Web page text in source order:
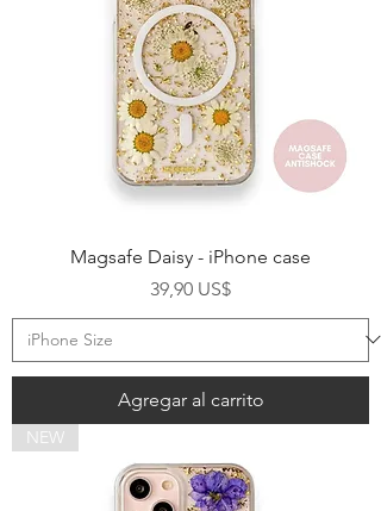
Magsafe Daisy - iPhone case
Precio
39,90 US$
Agregar al carrito
NEW